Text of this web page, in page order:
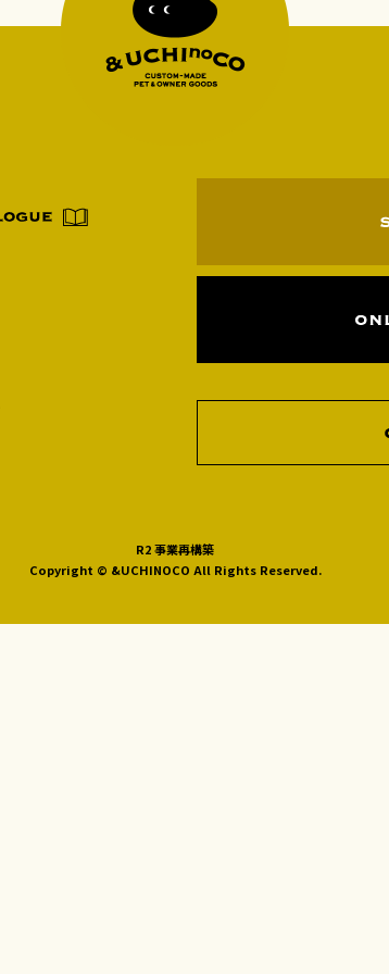
R2 事業再構築
Copyright © &UCHINOCO All Rights Reserved.